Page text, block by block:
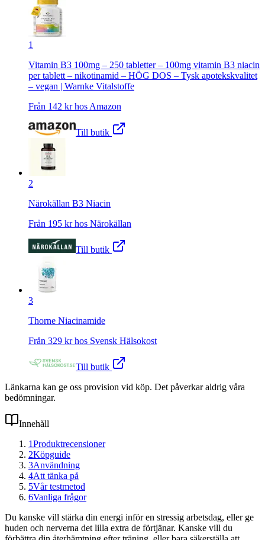
1
Vitamin B3 100mg – 250 tabletter – 100mg vitamin B3 niacin
per tablett – nikotinamid – HÖG DOS – Tysk apotekskvalitet
– vegan | Warnke Vitalstoffe
Från 142 kr hos Amazon
Till butik
2
Närokällan B3 Niacin
Från 195 kr hos Närokällan
Till butik
3
Thorne Niacinamide
Från 329 kr hos Svensk Hälsokost
Till butik
Länkarna kan ge oss provision vid köp. Det påverkar aldrig våra
bedömningar.
Innehåll
1Produktrecensioner
2Köpguide
3Användning
4Att tänka på
5Vår testmetod
6Vanliga frågor
Du kanske vill stärka din energi inför en stressig arbetsdag, eller ge
huden och nerverna det lilla extra de förtjänar. Kanske vill du